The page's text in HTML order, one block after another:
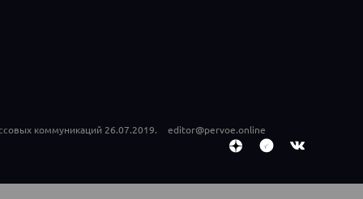
коммуникаций 26.07.2019. editor@pervoe.online